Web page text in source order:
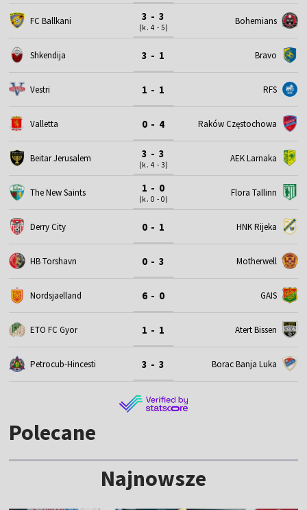
FC Ballkani 3 - 3
(k. 4 - 5)
Bohemians
Shkendija 3 - 1 Bravo
Vestri 1 - 1 RFS
Valletta 0 - 4 Raków Częstochowa
Beitar Jerusalem 3 - 3
(k. 4 - 3)
AEK Larnaka
The New Saints 1 - 0
(k. 0 - 0)
Flora Tallinn
Derry City 0 - 1 HNK Rijeka
HB Torshavn 0 - 3 Motherwell
Nordsjaelland 6 - 0 GAIS
ETO FC Gyor 1 - 1 Atert Bissen
Petrocub-Hincesti 3 - 3 Borac Banja Luka
Polecane
Najnowsze